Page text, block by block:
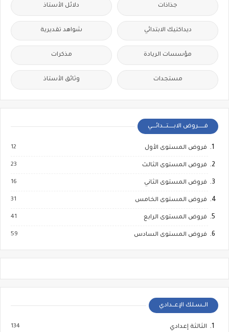
جذاذات دلائل الأستاذ
ديداكتيك الابتدائي شواهد تقديرية
مؤسسات الريادة مذكرات
مستجدات وثائق الأستاذ
فــــــروض الابـــــتـــدائــــي
فروض المستوى الأول 12
فروض المستوى الثالث 23
فروض المستوى الثاني 16
فروض المستوى الخامس 31
فروض المستوى الرابع 41
فروض المستوى السادس 59
الــسـلك الإعــدادي
الثالثة إعدادي 134